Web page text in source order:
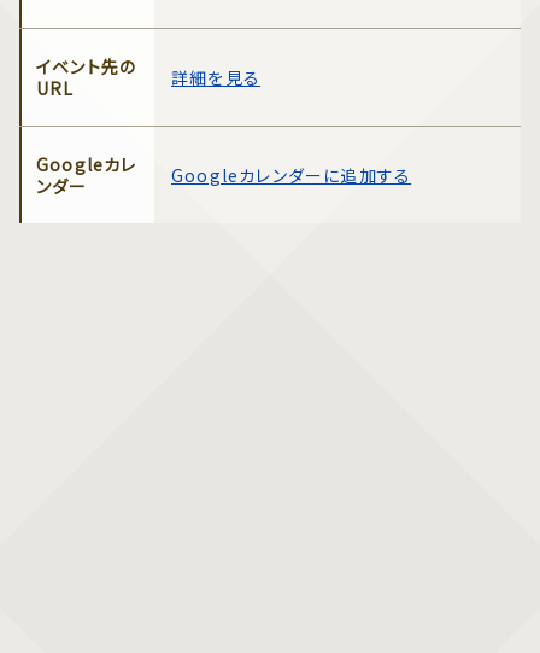
イベント先の
URL
詳細を見る
Googleカレ
ンダー
Googleカレンダーに追加する